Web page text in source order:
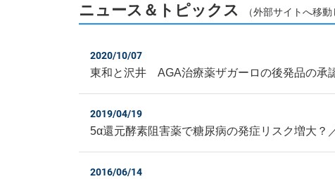
ニュース＆トピックス （外部サイトへ移動
2020/10/07
東和と沢井 AGA治療薬ザガーロの後発品の
2019/04/19
5α還元酵素阻害薬で糖尿病の発症リスク増大？
2016/06/14